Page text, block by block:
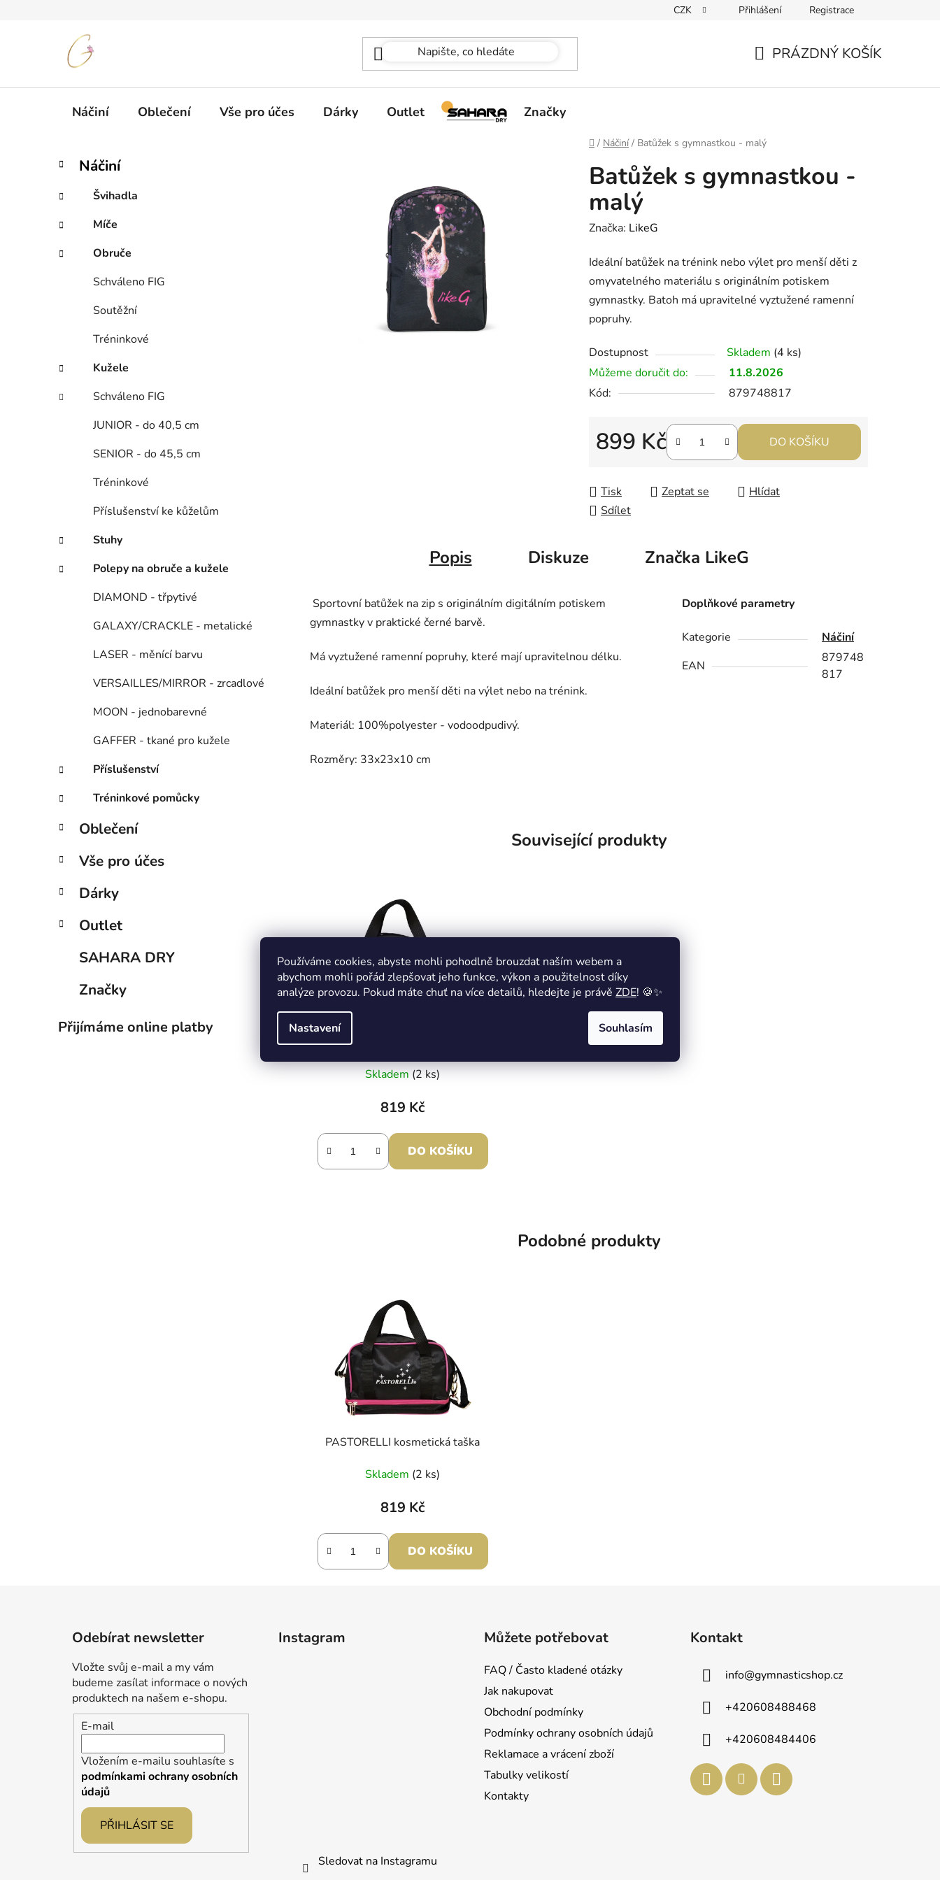
Používáme cookies, abyste mohli pohodlně brouzdat naším webem a
abychom mohli pořád zlepšovat jeho funkce, výkon a použitelnost díky
analýze provozu. Pokud máte chuť na více detailů, hledejte je právě ZDE! 🍪✨
Nastavení Souhlasím
CZK Přihlášení Registrace
PRÁZDNÝ KOŠÍK
Náčiní Oblečení Vše pro účes Dárky Outlet Značky
Domů
/ Náčiní / Batůžek s gymnastkou - malý
P
s
r
a
e
l
Přeskočit
kategorie
K
a
e
g
o
r
Náčiní
Švihadla
Míče
Obruče
Schváleno FIG
Soutěžní
Tréninkové
Kužele
Schváleno FIG
JUNIOR - do 40,5 cm
SENIOR - do 45,5 cm
Tréninkové
Příslušenství ke kůželům
Stuhy
Polepy na obruče a kužele
DIAMOND - třpytivé
GALAXY/CRACKLE - metalické
LASER - měnící barvu
VERSAILLES/MIRROR - zrcadlové
MOON - jednobarevné
GAFFER - tkané pro kužele
Příslušenství
Tréninkové pomůcky
Oblečení
Vše pro účes
Dárky
Outlet
SAHARA DRY
Značky
Přijímáme online platby
Batůžek s gymnastkou -
malý
Značka: LikeG
Ideální batůžek na trénink nebo výlet pro menší děti z
omyvatelného materiálu s originálním potiskem
gymnastky. Batoh má upravitelné vyztužené ramenní
popruhy.
Dostupnost Skladem (4 ks)
Můžeme doručit do:
11.8.2026
Kód:
879748817
899 Kč DO KOŠÍKU
Tisk Zeptat se
Hlídat
Sdílet
Popis Diskuze Značka LikeG
Sportovní batůžek na zip s originálním digitálním potiskem
gymnastky v praktické černé barvě.
Má vyztužené ramenní popruhy, které mají upravitelnou délku.
Ideální batůžek pro menší děti na výlet nebo na trénink.
Materiál: 100%polyester - vodoodpudivý.
Rozměry: 33x23x10 cm
Doplňkové parametry
Kategorie
Náčiní
EAN
879748
817
Související produkty
PASTORELLI kosmetická taška
Skladem(2 ks)
819 Kč
DO KOŠÍKU
Podobné produkty
PASTORELLI kosmetická taška
Skladem (2 ks)
819 Kč
DO KOŠÍKU
Odebírat newsletter
Vložte svůj e-mail a my vám
budeme zasílat informace o nových
produktech na našem e-shopu.
E-mail
Vložením e-mailu souhlasíte s
podmínkami ochrany osobních
údajů
PŘIHLÁSIT SE
Instagram
Sledovat na Instagramu
Můžete potřebovat
FAQ / Často kladené otázky
Jak nakupovat
Obchodní podmínky
Podmínky ochrany osobních údajů
Reklamace a vrácení zboží
Tabulky velikostí
Kontakty
Kontakt
info@gymnasticshop.cz
+420608488468
+420608484406